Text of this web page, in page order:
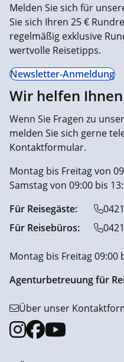
Melden Sie sich für
Sie sich Ihren 25 €
regelmäßig exklusive
wertvolle Reisetipps.
Newsletter-Anmeldung
Wir helfen
Wenn Sie Fragen zu
melden Sie sich gerne
Kontaktformular.
Montag bis Freitag von
Samstag von 09:00 bis
Für Reisegäste:
Für Reisebüros:
Montag bis Freitag 09:00
Agenturbetreuung für
Über unser